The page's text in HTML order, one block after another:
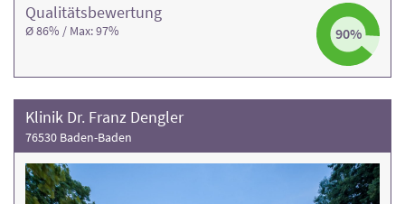
Qualitäts­bewertung
Ø 86% / Max: 97% 90%
Klinik Dr. Franz Dengler
76530 Baden-Baden